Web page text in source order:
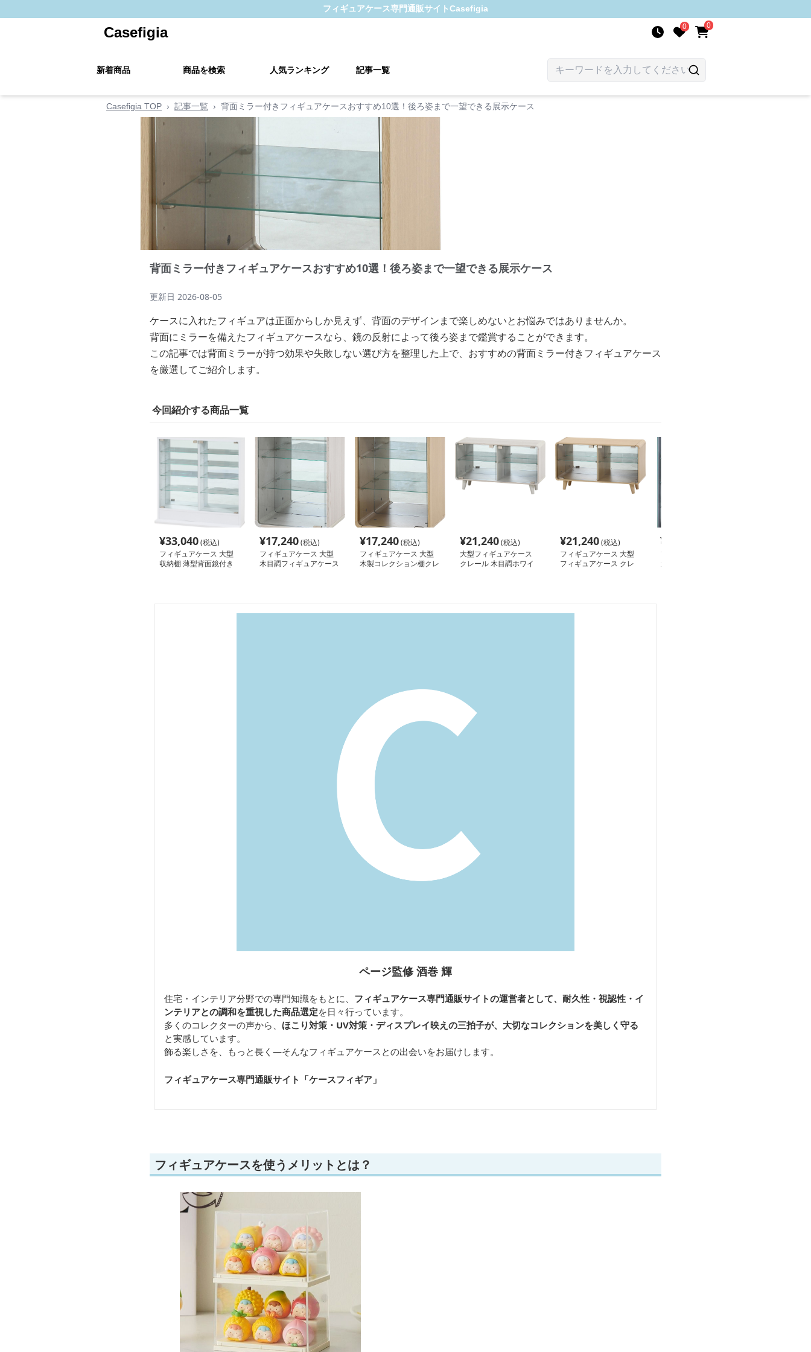
フィギュアケース専門通販サイトCasefigia
Casefigia 0 0
新着商品 商品を検索 人気ランキング 記事一覧
Casefigia TOP › 記事一覧 › 背面ミラー付きフィギュアケースおすすめ10選！後ろ姿まで一望できる展示ケース
背面ミラー付きフィギュアケースおすすめ10選！後ろ姿まで一望できる展示ケース
更新日 2026-08-05
ケースに入れたフィギュアは正面からしか見えず、背面のデザインまで楽しめないとお悩みではありませんか。
背面にミラーを備えたフィギュアケースなら、鏡の反射によって後ろ姿まで鑑賞することができます。
この記事では背面ミラーが持つ効果や失敗しない選び方を整理した上で、おすすめの背面ミラー付きフィギュアケース
を厳選してご紹介します。
今回紹介する商品一覧
¥33,040(税込)
フィギュアケース 大型
収納棚 薄型背面鏡付き
¥17,240(税込)
フィギュアケース 大型
木目調フィギュアケース
¥17,240(税込)
フィギュアケース 大型
木製コレクション棚クレ
¥21,240(税込)
大型フィギュアケース
クレール 木目調ホワイ
¥21,240(税込)
フィギュアケース 大型
フィギュアケース クレ
¥
フィギュアケース 大型
ガラス展示棚 五段式背
ページ監修 酒巻 輝
住宅・インテリア分野での専門知識をもとに、 フィギュアケース専門通販サイトの運営者として、耐久性・視認性・イ
ンテリアとの調和を重視した商品選定を日々行っています。
多くのコレクターの声から、 ほこり対策・UV対策・ディスプレイ映えの三拍子が、大切なコレクションを美しく守る
と実感しています。
飾る楽しさを、もっと長く—そんなフィギュアケースとの出会いをお届けします。
フィギュアケース専門通販サイト「ケースフィギア 」
フィギュアケースを使うメリットとは？